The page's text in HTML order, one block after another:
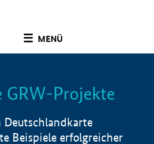
MENÜ
Info
GRW-Projekte
Beispiele erfolgreicher